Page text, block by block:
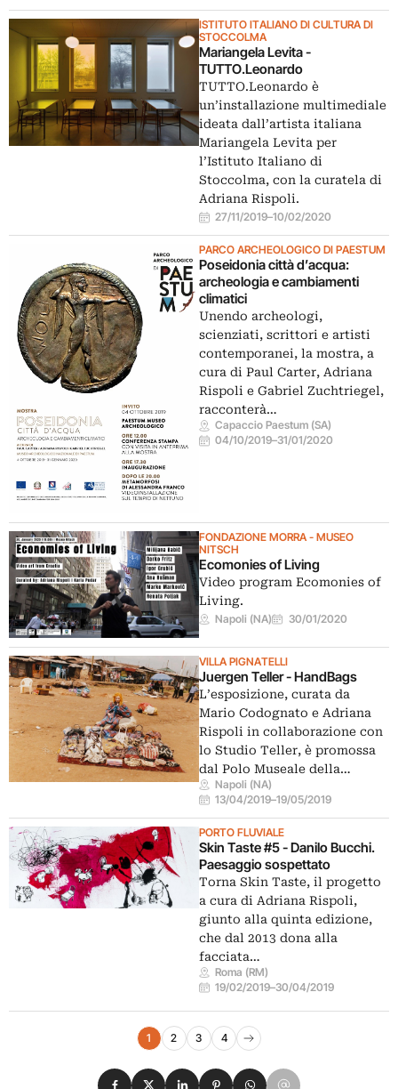
ISTITUTO ITALIANO DI CULTURA DI
STOCCOLMA
Mariangela Levita -
TUTTO.Leonardo
TUTTO.Leonardo è
un’installazione multimediale
ideata dall’artista italiana
Mariangela Levita per
l’Istituto Italiano di
Stoccolma, con la curatela di
Adriana Rispoli.
27/11/2019–10/02/2020
PARCO ARCHEOLOGICO DI PAESTUM
Poseidonia città d’acqua:
archeologia e cambiamenti
climatici
Unendo archeologi,
scienziati, scrittori e artisti
contemporanei, la mostra, a
cura di Paul Carter, Adriana
Rispoli e Gabriel Zuchtriegel,
racconterà…
Capaccio Paestum (SA)
04/10/2019–31/01/2020
FONDAZIONE MORRA - MUSEO
NITSCH
Ecomonies of Living
Video program Ecomonies of
Living.
Napoli (NA) 30/01/2020
VILLA PIGNATELLI
Juergen Teller - HandBags
L’esposizione, curata da
Mario Codognato e Adriana
Rispoli in collaborazione con
lo Studio Teller, è promossa
dal Polo Museale della…
Napoli (NA)
13/04/2019–19/05/2019
PORTO FLUVIALE
Skin Taste #5 - Danilo Bucchi.
Paesaggio sospettato
Torna Skin Taste, il progetto
a cura di Adriana Rispoli,
giunto alla quinta edizione,
che dal 2013 dona alla
facciata…
Roma (RM)
19/02/2019–30/04/2019
Navigazione eventi
1 2 3 4
Pagina successiva
Condividi su Facebook
Condividi su X
Condividi su LinkedIn
Condividi su Pinterest
Condividi su WhatsApp
Condividi su Email